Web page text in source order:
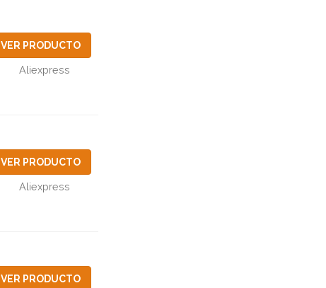
VER PRODUCTO
Aliexpress
VER PRODUCTO
Aliexpress
VER PRODUCTO